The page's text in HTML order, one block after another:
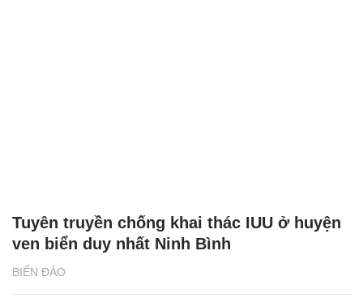
BIỂN ĐẢO
Tuyên truyền chống khai thác IUU ở huyện
ven biển duy nhất Ninh Bình